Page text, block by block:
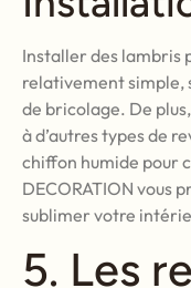
Installer des lambris
relativement simple,
de bricolage. De
à d’autres types de
chiffon humide pour
DECORATION vous
sublimer votre
5. Les